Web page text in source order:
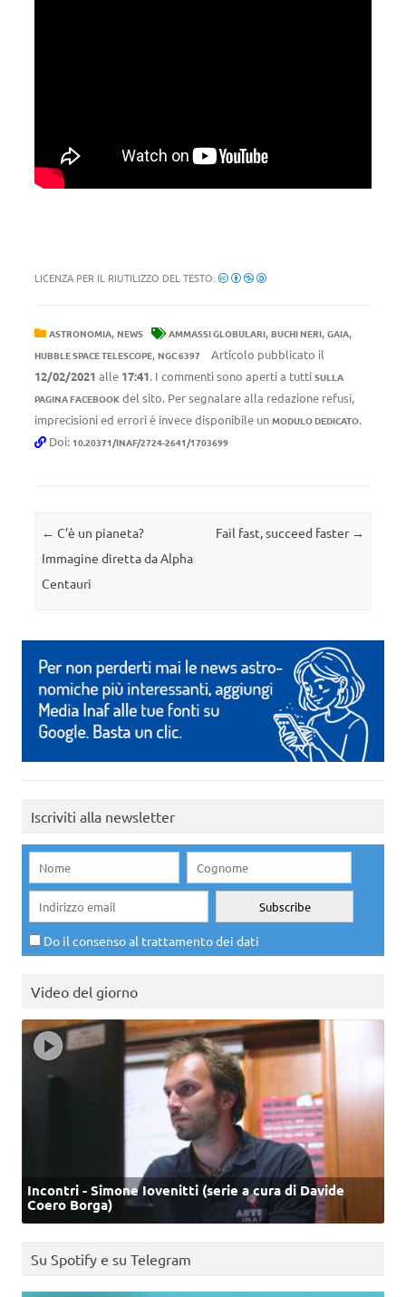
LICENZA PER IL RIUTILIZZO DEL TESTO:
ASTRONOMIA, NEWS AMMASSI GLOBULARI, BUCHI NERI, GAIA,
HUBBLE SPACE TELESCOPE, NGC 6397
Articolo pubblicato il
12/02/2021 alle 17:41. I commenti sono aperti a tutti SULLA
PAGINA FACEBOOK del sito. Per segnalare alla redazione refusi,
imprecisioni ed errori è invece disponibile un MODULO DEDICATO.
Doi: 10.20371/INAF/2724-2641/1703699
Navigazione articolo
← C’è un pianeta?
Immagine diretta da Alpha
Centauri
Fail fast, succeed faster →
Iscriviti alla newsletter
Do il consenso al trattamento dei dati
Video del giorno
Incontri - Simone Iovenitti (serie a cura di Davide
Coero Borga)
Su Spotify e su Telegram